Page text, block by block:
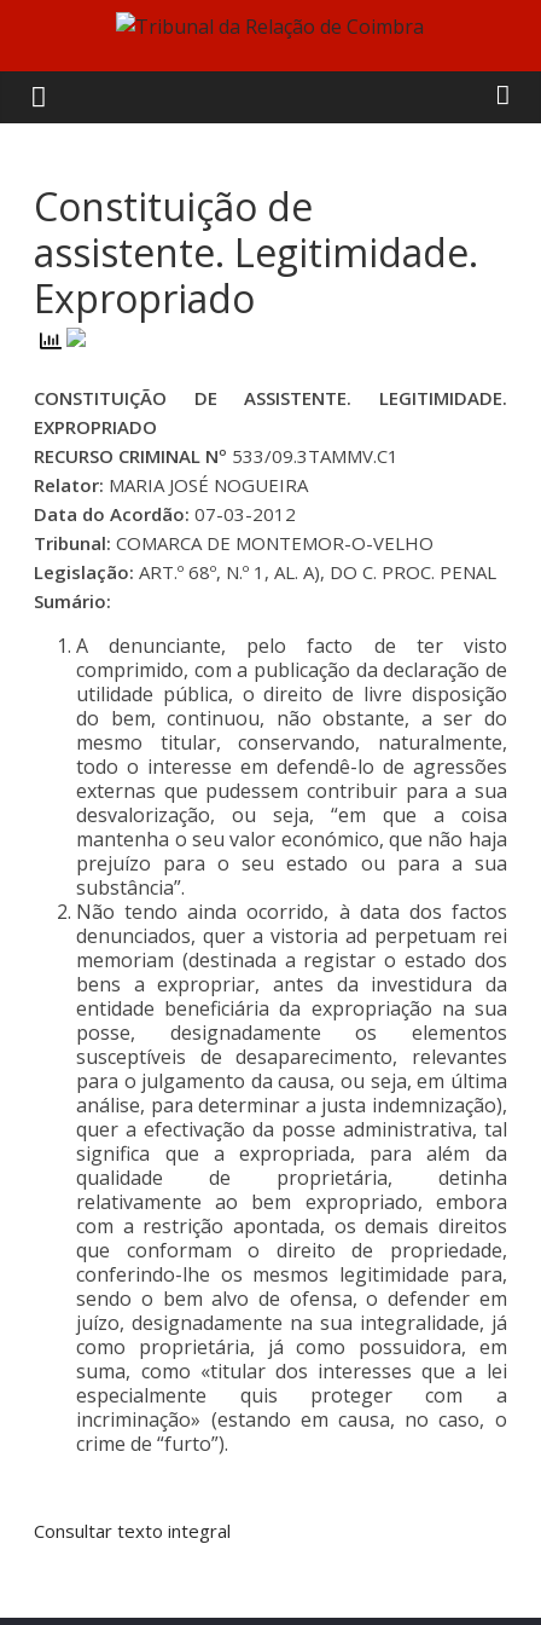
content
Tribunal
da
Relação
de
Coimbra
Constituição de
assistente. Legitimidade.
Expropriado
CONSTITUIÇÃO DE ASSISTENTE. LEGITIMIDADE.
EXPROPRIADO
RECURSO CRIMINAL Nº 533/09.3TAMMV.C1
Relator: MARIA JOSÉ NOGUEIRA
Data do Acordão: 07-03-2012
Tribunal:COMARCA DE MONTEMOR-O-VELHO
Legislação:ART.º 68º, N.º 1, AL. A), DO C. PROC. PENAL
Sumário:
A denunciante, pelo facto de ter visto
comprimido, com a publicação da declaração de
utilidade pública, o direito de livre disposição
do bem, continuou, não obstante, a ser do
mesmo titular, conservando, naturalmente,
todo o interesse em defendê-lo de agressões
externas que pudessem contribuir para a sua
desvalorização, ou seja, “em que a coisa
mantenha o seu valor económico, que não haja
prejuízo para o seu estado ou para a sua
substância”.
Não tendo ainda ocorrido, à data dos factos
denunciados, quer a vistoria ad perpetuam rei
memoriam (destinada a registar o estado dos
bens a expropriar, antes da investidura da
entidade beneficiária da expropriação na sua
posse, designadamente os elementos
susceptíveis de desaparecimento, relevantes
para o julgamento da causa, ou seja, em última
análise, para determinar a justa indemnização),
quer a efectivação da posse administrativa, tal
significa que a expropriada, para além da
qualidade de proprietária, detinha
relativamente ao bem expropriado, embora
com a restrição apontada, os demais direitos
que conformam o direito de propriedade,
conferindo-lhe os mesmos legitimidade para,
sendo o bem alvo de ofensa, o defender em
juízo, designadamente na sua integralidade, já
como proprietária, já como possuidora, em
suma, como «titular dos interesses que a lei
especialmente quis proteger com a
incriminação» (estando em causa, no caso, o
crime de “furto”).
Consultar texto integral